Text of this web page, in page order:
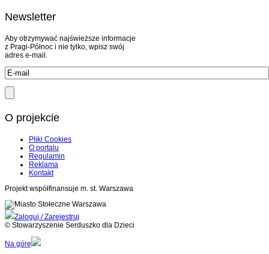
Newsletter
Aby otrzymywać najświeższe informacje
z Pragi-Północ i nie tylko, wpisz swój
adres e-mail.
O projekcie
Pliki Cookies
O portalu
Regulamin
Reklama
Kontakt
Projekt współfinansuje m. st. Warszawa
Zaloguj / Zarejestruj
© Stowarzyszenie Serduszko dla Dzieci
Na górę